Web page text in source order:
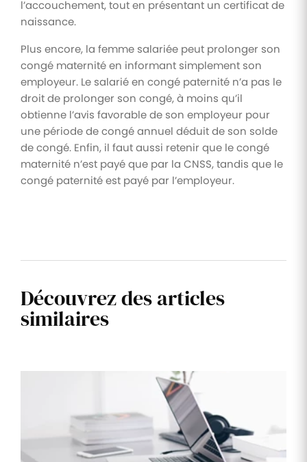
l’accouchement, tout en présentant un certificat de
naissance.
Plus encore, la femme salariée peut prolonger son
congé maternité en informant simplement son
employeur. Le salarié en congé paternité n’a pas le
droit de prolonger son congé, à moins qu’il
obtienne l’avis favorable de son employeur pour
une période de congé annuel déduit de son solde
de congé. Enfin, il faut aussi retenir que le congé
maternité n’est payé que par la CNSS, tandis que le
congé paternité est payé par l’employeur.
Découvrez des articles
similaires